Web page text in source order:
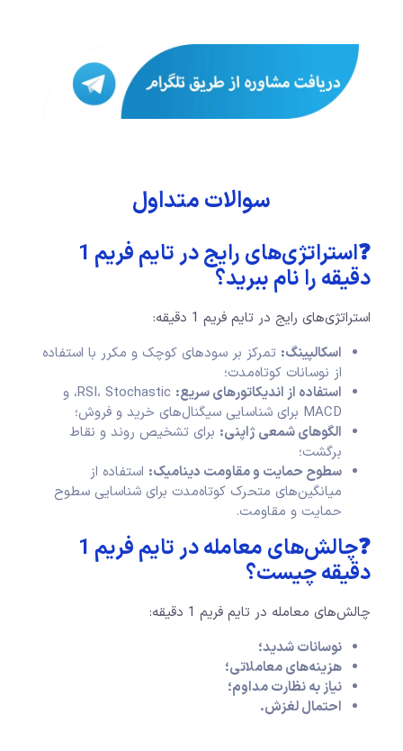
سوالات متداول
❓استراتژی‌های رایج در تایم فریم 1
دقیقه را نام ببرید؟
استراتژی‌های رایج در تایم فریم 1 دقیقه:
اسکالپینگ: تمرکز بر سودهای کوچک و مکرر با استفاده
از نوسانات کوتاه‌مدت؛
استفاده از اندیکاتورهای سریع:
RSI، Stochastic، و
MACD برای شناسایی سیگنال‌های خرید و فروش؛
الگوهای شمعی ژاپنی: برای تشخیص روند و نقاط
برگشت؛
سطوح حمایت و مقاومت دینامیک: استفاده از
میانگین‌های متحرک کوتاه‌مدت برای شناسایی سطوح
حمایت و مقاومت.
❓چالش‌های معامله در تایم فریم 1
دقیقه چیست؟
چالش‌های معامله در تایم فریم 1 دقیقه:
نوسانات شدید؛
هزینه‌های معاملاتی؛
نیاز به نظارت مداوم؛
احتمال لغزش.